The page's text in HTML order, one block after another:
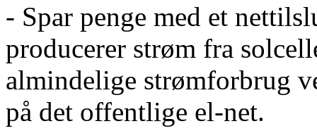
- Spar penge med et
producerer strøm fra
almindelige strømforbrug
på det offentlige el-net.